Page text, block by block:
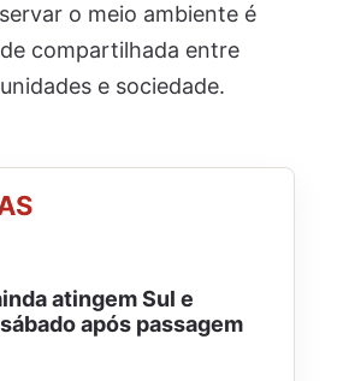
o meio ambiente é
compartilhada entre
e sociedade.
atingem Sul e
após passagem